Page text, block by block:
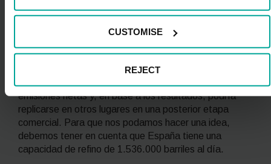
CUSTOMISE
REJECT
usando como únicas materias primas el CO₂ capturado
en la refinería de Petronor e hidrógeno producido con
Según la petrolera, en una primera fase se obtendrán
50 barriles diarios de combustible sintético cero
emisiones netas y, en base a los resultados, podría
replicarse en otros lugares en una posterior etapa
comercial. Para que nos podamos hacer una idea,
debemos tener en cuenta que España tiene una
capacidad de refino de 1.536.000 barriles al día.